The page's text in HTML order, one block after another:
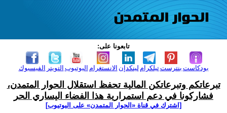
تابعونا على:
الفيسبوك التويتر اليوتيوب الانستغرام لينكدإن تيلكرامبنترست بودكاست
تبرعاتكم وتبرعاتكن المالية تحفظ استقلال الحوار المتمدن،
فشاركونا في دعم استمرارية هذا الفضاء اليساري الحر
[اشترك في قناة ‫«الحوار المتمدن» على اليوتيوب]